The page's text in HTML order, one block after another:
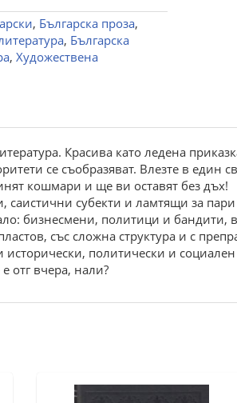
, Българска проза,
, Българска
, Художествена
Красива като ледена
се съобразяват. Влезте в един
кошмари и ще ви оставят без дъх!
саистични субекти и ламтящи за
бизнесмени, политици и
със сложна структура и с
политически и
отг вчера, нали?